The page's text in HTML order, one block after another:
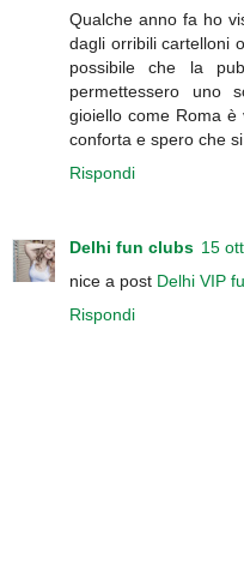
Qualche anno fa ho
dagli orribili cartelloni
possibile che la
permettessero uno
gioiello come Roma
conforta e spero che
Rispondi
Delhi fun clubs 15
nice a post Delhi VIP
Rispondi